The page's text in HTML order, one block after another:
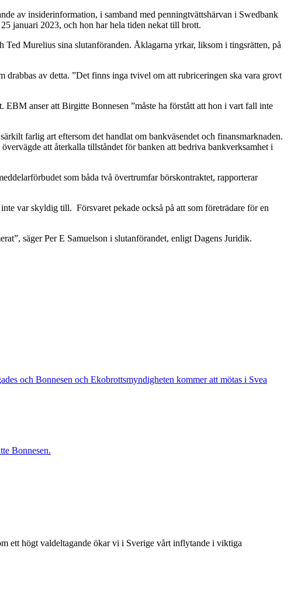
av insiderinformation, i samband med penningtvättshärvan i Swedbank
januari 2023, och hon har hela tiden nekat till brott.
Murelius sina slutanföranden. Åklagarna yrkar, liksom i tingsrätten, på
drabbas av detta. ”Det finns inga tvivel om att rubriceringen ska vara grovt
anser att Birgitte Bonnesen ”måste ha förstått att hon i vart fall inte
farlig art eftersom det handlat om bankväsendet och finansmarknaden.
att återkalla tillståndet för banken att bedriva bankverksamhet i
som båda två övertrumfar börskontraktet, rapporterar
var skyldig till. Försvaret pekade också på att som företrädare för en
säger Per E Samuelson i slutanförandet, enligt Dagens Juridik.
och Bonnesen och Ekobrottsmyndigheten kommer att mötas i Svea
Bonnesen.
ett högt valdeltagande ökar vi i Sverige vårt inflytande i viktiga